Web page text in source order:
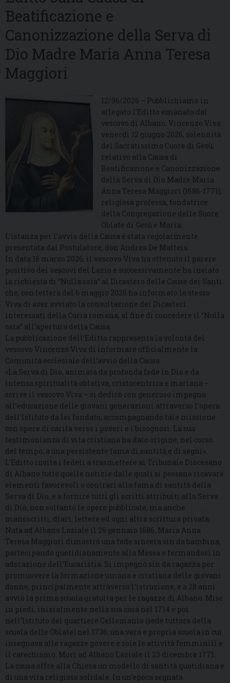
Beatificazione e
Canonizzazione della Serva di
Dio Madre Maria Anna Teresa
Maggiori
12/06/2026 – Pubblichiamo in
allegato l’Editto emanato dal
vescovo di Albano, Vincenzo Viva
venerdì 12 giugno 2026, solennità
del Sacratissimo Cuore di Gesù,
relativo alla Causa di
Beatificazione e Canonizzazione
della Serva di Dio Madre Maria
Anna Teresa Maggiori (1686-1771),
religiosa professa, fondatrice
della Congregazione delle Suore
Oblate di Gesù e Maria.
L’istanza per l’avvio della Causa è stata regolarmente
presentata dal Postulatore, don Andrea De Matteis.
In data 16 marzo 2026, il vescovo Viva ha ottenuto il parere
positivo dei vescovi del Lazio e successivamente ha inviato
la richiesta di “Nulla osta” al Dicastero delle Cause dei Santi
che, con lettera del 6 maggio 2026 ha informato lo stesso
Viva di aver avviato la consultazione dei Dicasteri
interessati della Curia romana, al fine di concedere il “Nulla
osta” all’apertura della Causa.
La pubblicazione dell’Editto rappresenta la volontà del
vescovo Vincenzo Viva di informare ufficialmente la
Comunità ecclesiale dell’avvio della Causa.
«La Serva di Dio, animata da profonda fede in Dio e da
intensa spiritualità oblativa, cristocentrica e mariana –
scrive il vescovo Viva – si dedicò con generoso impegno
all’educazione delle giovani generazioni attraverso l’opera
dell’Istituto da lei fondato, accompagnando tale missione
con opere di carità verso i poveri e i bisognosi. La sua
testimonianza di vita cristiana ha dato origine, nel corso
del tempo, a una persistente fama di santità e di segni».
L’Editto invita i fedeli a trasmettere al Tribunale Diocesano
di Albano tutte quelle notizie dalle quali si possano ricavare
elementi favorevoli o contrari alla fama di santità della
Serva di Dio, e a fornire tutti gli scritti attribuiti alla Serva
di Dio, non soltanto le opere pubblicate, ma anche
manoscritti, diari, lettere ed ogni altra scrittura privata.
Nata ad Albano Laziale il 26 gennaio 1686, Maria Anna
Teresa Maggiori dimostrò una fede sincera sin da bambina,
partecipando quotidianamente alla Messa e fermandosi in
adorazione dell’Eucaristia. Si impegnò sin da ragazza per
promuovere la formazione umana e cristiana delle giovani
donne, principalmente attraverso l’istruzione, e a 28 anni
avviò la prima scuola gratuita per le ragazze di Albano. Mise
in piedi, inizialmente nella sua casa nel 1714 e poi
nell’Istituto del quartiere Cellomanio (sede tuttora della
scuola delle Oblate) nel 1736, una vera e propria scuola in cui
insegnava alle ragazze povere e sole le attività femminili e
il catechismo. Morì ad Albano Laziale il 23 dicembre 1771.
La causa offre alla Chiesa un modello di santità quotidiana e
di una vita religiosa solidale. In un’epoca segnata